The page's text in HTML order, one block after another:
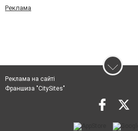
Реклама
Реклама на сайті
Франшиза "CitySites"